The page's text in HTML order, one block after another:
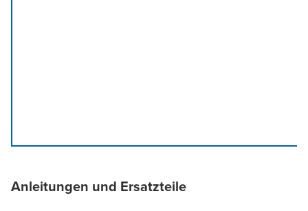
Anleitungen und Ersatzteile